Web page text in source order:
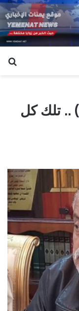
تغاريد غير مشفرة (252) .. تلك كل